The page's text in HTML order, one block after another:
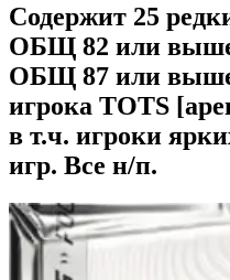
Содержит 25
ОБЩ 82 или выше,
ОБЩ 87 или
игрока TOTS
в т.ч. игроки
игр. Все н/п.